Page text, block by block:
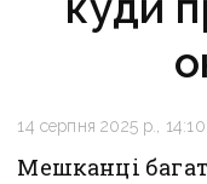
14 серпня 2025 р., 14:10
Мешканці